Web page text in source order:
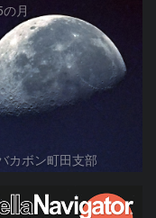
月
カボン町田支部